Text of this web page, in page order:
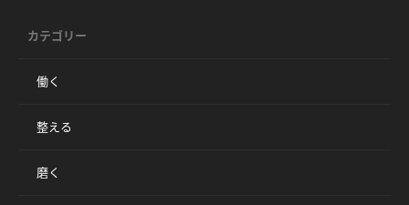
カテゴリー
働く
整える
磨く